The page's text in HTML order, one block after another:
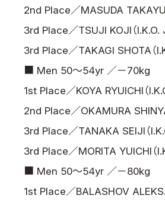
2nd Place／MASUDA
3rd Place／TSUJI KOJI（I.K.O.
3rd Place／TAKAGI SHOTA（
■ Men 50～54yr ／－70kg
1st Place／KOYA RYUICHI（
2nd Place／OKAMURA
3rd Place／TANAKA SEIJI（
3rd Place／MORITA YUICHI（
■ Men 50～54yr ／－80kg
1st Place／BALASHOV